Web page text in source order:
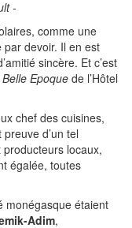
-
comme une
devoir. Il en est
sincère. Et c’est
Epoquede l’Hôtel
chef des cuisines,
d’un tel
locaux,
égalée, toutes
monégasque étaient
Adim,